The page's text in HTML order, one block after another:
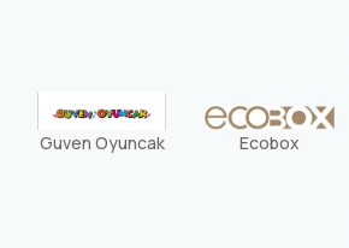
Guven Oyuncak Ecobox